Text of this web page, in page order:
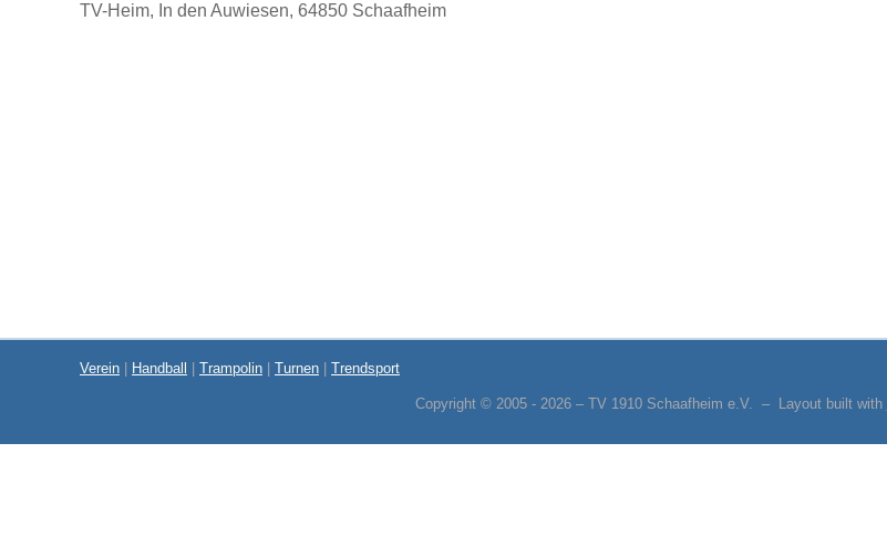
TV-Heim, In den Auwiesen, 64850 Schaafheim
Verein Handball Trampolin Turnen Trendsport
Copyright © 2005 - 2026 – TV 1910 Schaafheim e.V. – Layout built with